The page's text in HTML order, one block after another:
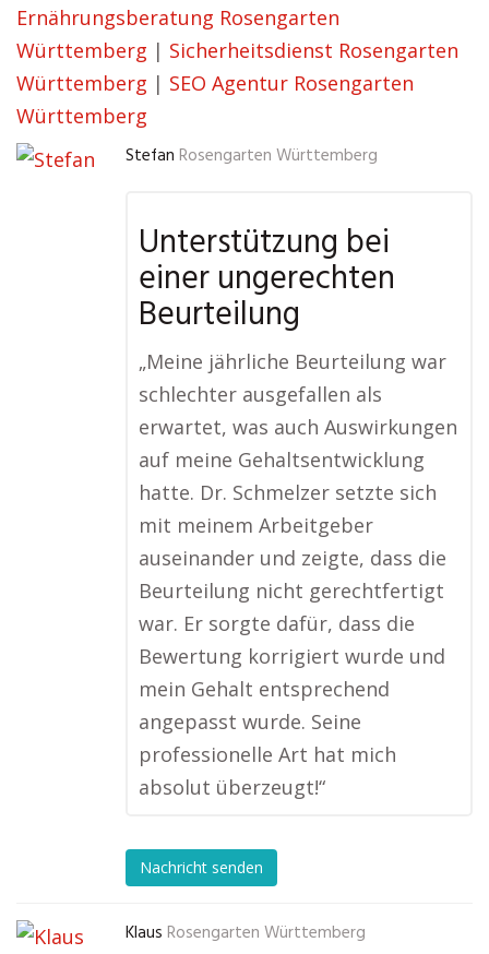
Ernährungsberatung Rosengarten
Württemberg | Sicherheitsdienst Rosengarten
Württemberg | SEO Agentur Rosengarten
Württemberg
Stefan Rosengarten Württemberg
Unterstützung bei
einer ungerechten
Beurteilung
„Meine jährliche Beurteilung war
schlechter ausgefallen als
erwartet, was auch Auswirkungen
auf meine Gehaltsentwicklung
hatte. Dr. Schmelzer setzte sich
mit meinem Arbeitgeber
auseinander und zeigte, dass die
Beurteilung nicht gerechtfertigt
war. Er sorgte dafür, dass die
Bewertung korrigiert wurde und
mein Gehalt entsprechend
angepasst wurde. Seine
professionelle Art hat mich
absolut überzeugt!“
Nachricht senden
Klaus Rosengarten Württemberg